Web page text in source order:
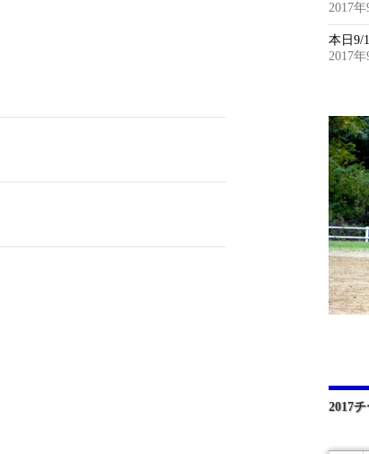
2017年
本日9/
2017年
2017